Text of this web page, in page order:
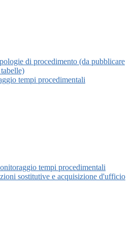
di procedimento (da pubblicare
tempi procedimentali
tempi procedimentali
sostitutive e acquisizione d'ufficio